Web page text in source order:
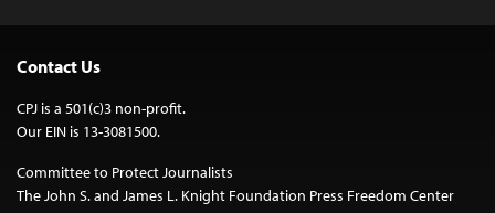
Contact Us
CPJ is a 501(c)3 non-profit.
Our EIN is 13-3081500.
Committee to Protect Journalists
The John S. and James L. Knight Foundation Press Freedom Center